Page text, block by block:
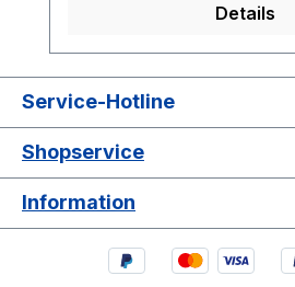
Details
Service-Hotline
Shopservice
Information